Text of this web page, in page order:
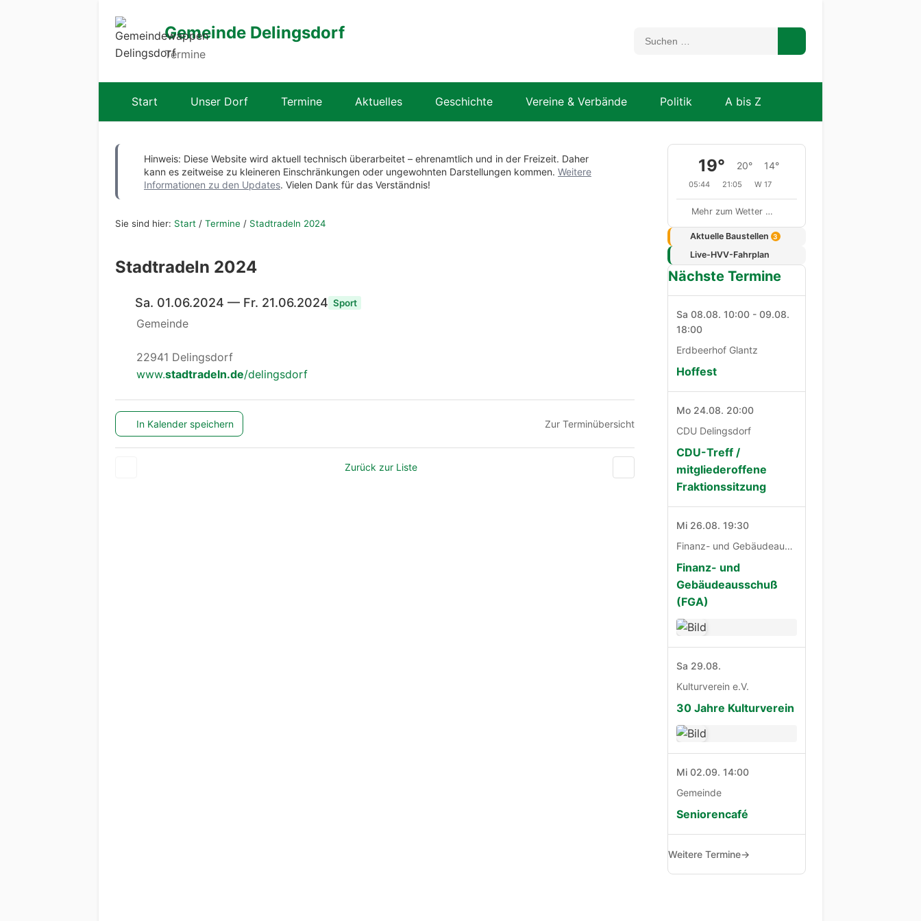
Gemeinde Delingsdorf
Termine
Start Unser Dorf Termine Aktuelles Geschichte Vereine & Verbände Politik A bis Z
Hinweis: Diese Website wird aktuell technisch überarbeitet – ehrenamtlich und in der Freizeit. Daher
kann es zeitweise zu kleineren Einschränkungen oder ungewohnten Darstellungen kommen. Weitere
Informationen zu den Updates. Vielen Dank für das Verständnis!
Sie sind hier: Start / Termine / Stadtradeln 2024
Stadtradeln 2024
Sa. 01.06.2024 — Fr. 21.06.2024 Sport
Gemeinde
22941 Delingsdorf
www.stadtradeln.de/delingsdorf
In Kalender speichern Zur Terminübersicht
Zurück zur Liste
19° 20° 14°
05:44 21:05 W 17
Mehr zum Wetter …
Aktuelle Baustellen 3
Live-HVV-Fahrplan
Nächste Termine
Sa 08.08. 10:00 - 09.08.
18:00
Erdbeerhof Glantz
Hoffest
Mo 24.08. 20:00
CDU Delingsdorf
CDU-Treff /
mitgliederoffene
Fraktionssitzung
Mi 26.08. 19:30
Finanz- und Gebäudeausschuß
Finanz- und
Gebäudeausschuß
(FGA)
Sa 29.08.
Kulturverein e.V.
30 Jahre Kulturverein
Mi 02.09. 14:00
Gemeinde
Seniorencafé
Weitere Termine→